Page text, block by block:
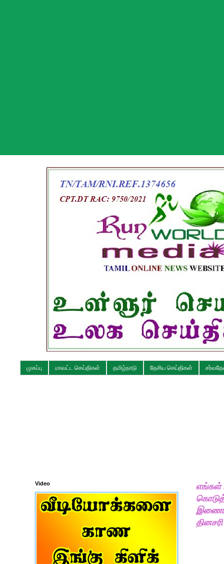
முகப்பு மாவட்ட செய்திகள் தமிழ்நாடு தேசிய செய்திகள்
எங்கள்
Video